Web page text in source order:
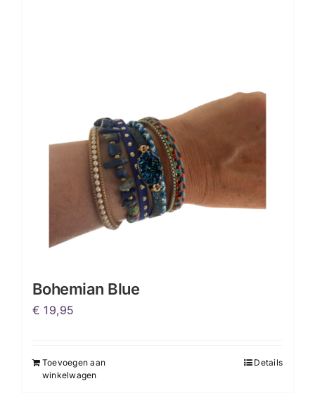
Bohemian Blue
€ 19,95
Toevoegen aan
winkelwagen
Details